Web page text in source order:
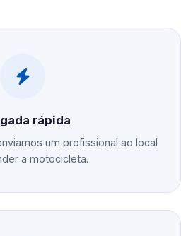
rápida
um profissional ao local
a motocicleta.